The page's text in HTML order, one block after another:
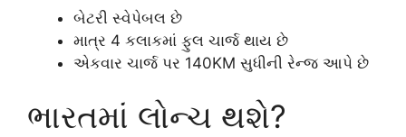
બેટરી સ્વેપેબલ છે
માત્ર 4 કલાકમાં ફુલ ચાર્જ થાય છે
એકવાર ચાર્જ પર 140KM સુધીની રેન્જ આપે છે
ભારતમાં લોન્ચ થશે?